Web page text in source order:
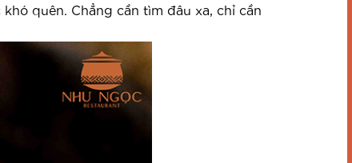
quên. Chẳng cần tìm đâu xa, chỉ cần